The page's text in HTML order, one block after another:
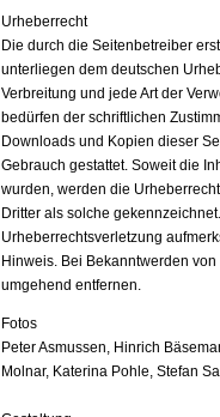
Urheberrecht
Die durch die Seitenbetreiber
unterliegen dem deutschen
Verbreitung und jede Art der
bedürfen der schriftlichen
Downloads und Kopien dieser
Gebrauch gestattet. Soweit die
wurden, werden die
Dritter als solche
Urheberrechtsverletzung
Hinweis. Bei Bekanntwerden
umgehend entfernen.
Fotos
Peter Asmussen, Hinrich
Molnar, Katerina Pohle, Stefan